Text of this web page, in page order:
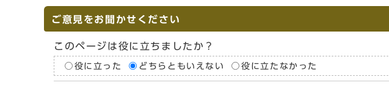
ご意見をお聞かせください
このページは役に立ちましたか？
役に立った どちらともいえない 役に立たなかった